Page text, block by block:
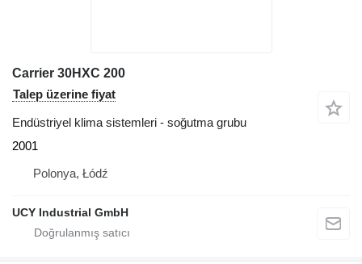
Carrier 30HXC 200
Talep üzerine fiyat
Endüstriyel klima sistemleri - soğutma grubu
2001
Polonya, Łódź
UCY Industrial GmbH